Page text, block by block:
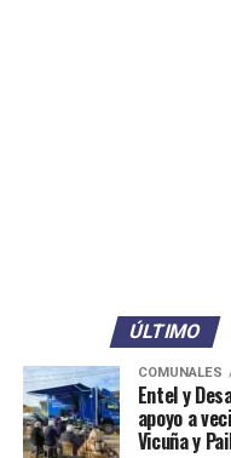
ÚLTIMO
COMUNALES
Entel y
apoyo a
Vicuña y